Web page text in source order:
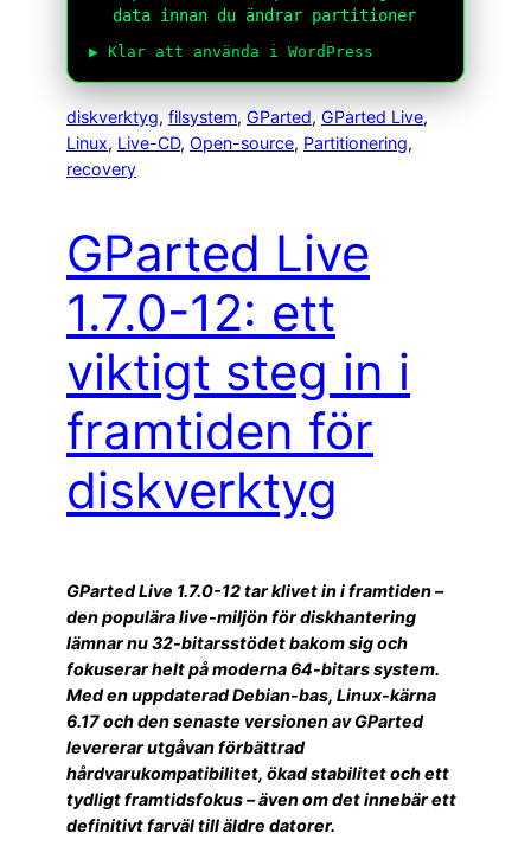
data innan du ändrar partitioner
▶ Klar att använda i WordPress
diskverktyg, filsystem, GParted, GParted Live
Linux, Live-CD, Open-source, Partitionering
recovery
GParted Live
1.7.0-12: ett
viktigt steg in i
framtiden för
diskverktyg
GParted Live 1.7.0-12 tar klivet in i framtiden –
den populära live-miljön för diskhantering
lämnar nu 32-bitarsstödet bakom sig och
fokuserar helt på moderna 64-bitars system.
Med en uppdaterad Debian-bas, Linux-kärna
6.17 och den senaste versionen av GParted
levererar utgåvan förbättrad
hårdvarukompatibilitet, ökad stabilitet och ett
tydligt framtidsfokus – även om det innebär ett
definitivt farväl till äldre datorer.